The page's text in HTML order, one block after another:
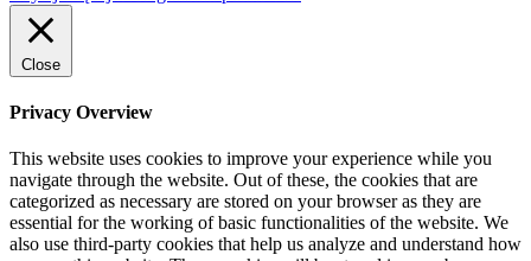
Close
Privacy Overview
This website uses cookies to improve your experience while you
navigate through the website. Out of these, the cookies that are
categorized as necessary are stored on your browser as they are
essential for the working of basic functionalities of the website. We
also use third-party cookies that help us analyze and understand how